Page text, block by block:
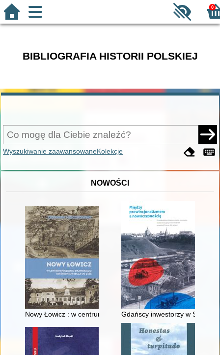
0
BIBLIOGRAFIA HISTORII POLSKIEJ
Wyszukiwanie zaawansowaneKolekcje
NOWOŚCI
Nowy Łowicz : w centrum poligonu drawskiego od
Gdańscy inwestorzy w